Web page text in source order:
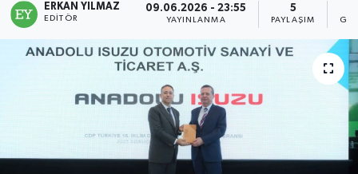
ERKAN YILMAZ
EDITÖR
09.06.2026 - 23:55
YAYINLANMA
5
PAYLAŞIM